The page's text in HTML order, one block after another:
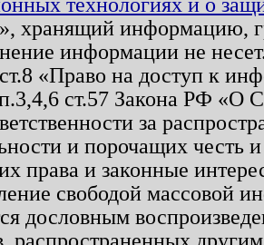
хранящий информацию,
информации не
«Право на доступ к
ст.57 Закона РФ «О
за
и порочащих честь
права и законные
свободой массовой
дословным
распространенных